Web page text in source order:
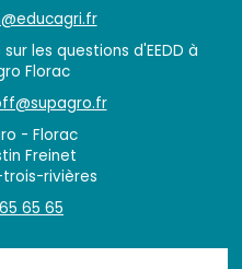
les questions d'EEDD à
Florac
- Florac
Freinet
rivières
65 65